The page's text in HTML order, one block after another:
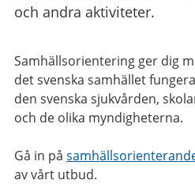
och andra aktiviteter.
Samhällsorientering ger dig
det svenska samhället
den svenska sjukvården,
och de olika myndigheterna.
Gå in på
av vårt utbud.